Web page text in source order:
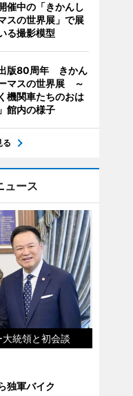
催中の「きかんし
スの世界展」で展
る撮影模型
出版80周年 きかん
マスの世界展 ～
機関車たちのおは
館内の様子
る
ュース
統領と初会談
独軍バイク